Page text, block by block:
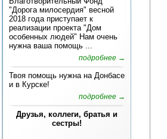
"Дорога милосердия" весной
2018 года приступает к
реализации проекта "Дом
особенных людей" Нам очень
нужна ваша помощь ...
подробнее →
Твоя помощь нужна на Донбасе
и в Курске!
подробнее →
Друзья, коллеги, братья и
сестры!